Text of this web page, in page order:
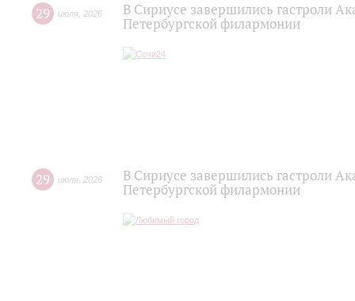
29 июля 2026
В Сириусе завершились гастроли
Петербургской филармонии
29 июля 2026
В Сириусе завершились гастроли
Петербургской филармонии